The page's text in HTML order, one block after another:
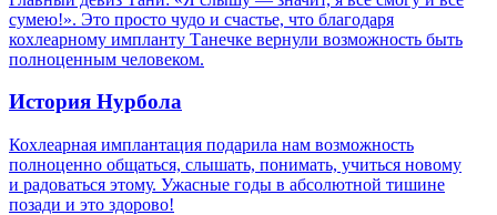
сумею!». Это просто чудо и счастье, что благодаря
кохлеарному импланту Танечке вернули возможность быть
полноценным человеком.
История Нурбола
Кохлеарная имплантация подарила нам возможность
полноценно общаться, слышать, понимать, учиться новому
и радоваться этому. Ужасные годы в абсолютной тишине
позади и это здорово!